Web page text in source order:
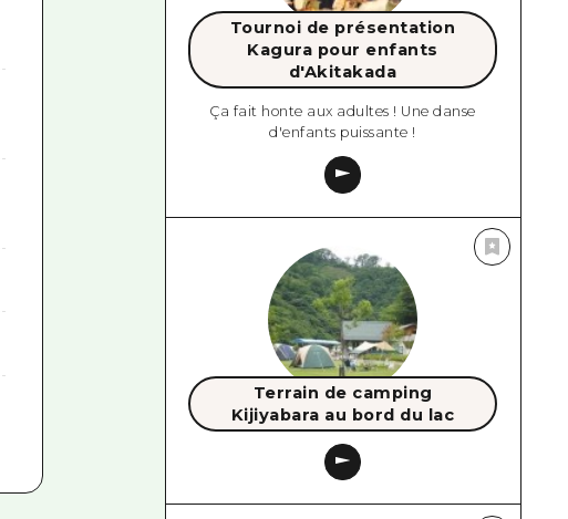
Tournoi de présentation
Kagura pour enfants
d'Akitakada
Ça fait honte aux adultes ! Une danse
d'enfants puissante !
Terrain de camping
Kijiyabara au bord du lac